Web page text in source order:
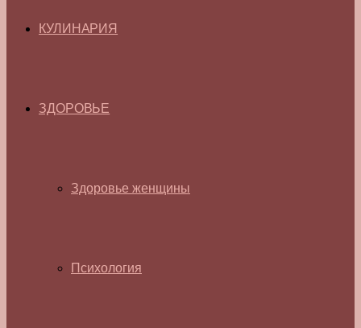
КУЛИНАРИЯ
ЗДОРОВЬЕ
Здоровье женщины
Психология